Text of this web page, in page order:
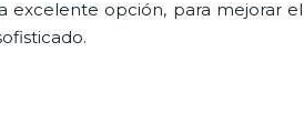
excelente opción, para mejorar